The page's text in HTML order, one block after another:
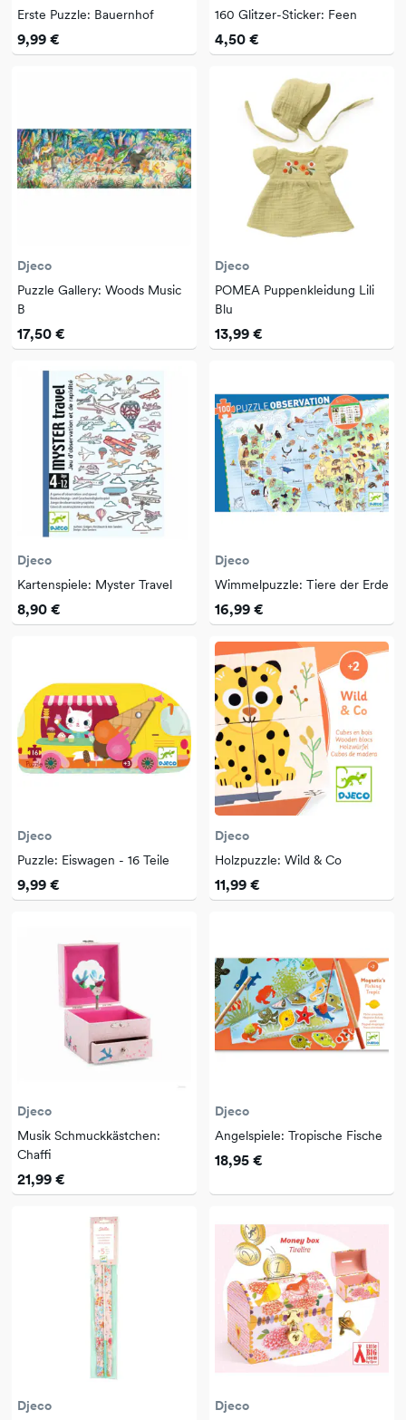
Erste Puzzle: Bauernhof
9,99 €
160 Glitzer-Sticker: Feen
4,50 €
Djeco
Puzzle Gallery: Woods Music
B
17,50 €
Djeco
POMEA Puppenkleidung Lili
Blu
13,99 €
Djeco
Kartenspiele: Myster Travel
8,90 €
Djeco
Wimmelpuzzle: Tiere der Erde
16,99 €
Djeco
Puzzle: Eiswagen - 16 Teile
9,99 €
Djeco
Holzpuzzle: Wild & Co
11,99 €
Djeco
Musik Schmuckkästchen:
Chaffi
21,99 €
Djeco
Angelspiele: Tropische Fische
18,95 €
Djeco
Djeco